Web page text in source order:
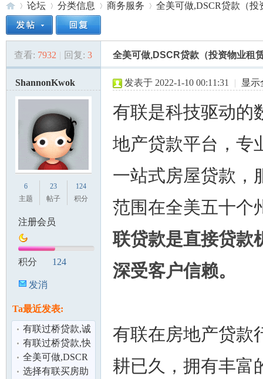
美»
论坛
›
分类信息 商务服务
›
全美可做,DSCR贷款（
查看: 7932 | 回复: 3 全美可做,DSCR贷款（投资物业租
ShannonKwok
6
主题
23
帖子
124
积分
注册会员
积分 124
发消
Ta最近发表:
有联过桥贷款,诚
信贷款,不查收入,
为您争取
有联过桥贷款,快
速审批、办理周
期短！
全美可做,DSCR
投资物业租赁贷
选择有联买房助
发表于 2022-1-10 00:11:31 | 显示
有联是科技驱动的
地产贷款平台，专
一站式房屋贷款，
范围在全美五十个
联贷款是直接贷款
深受客户信赖。
有联在房地产贷款
耕已久，拥有丰富